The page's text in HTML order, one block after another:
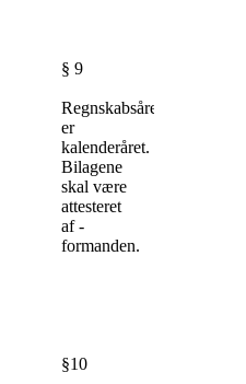
§ 9
Regnskabsåret
er
kalenderåret.
Bilagene
skal være
attesteret
af ­­
formanden.
§10